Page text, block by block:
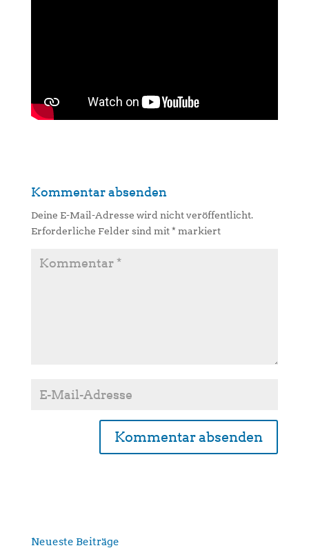
Kommentar absenden
Deine E-Mail-Adresse wird nicht veröffentlicht.
Erforderliche Felder sind mit* markiert
n
Neueste Beiträge